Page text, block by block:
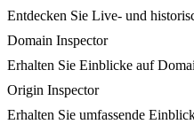
Entdecken Sie Live- und
Domain Inspector
Erhalten Sie Einblicke auf
Origin Inspector
Erhalten Sie umfassende